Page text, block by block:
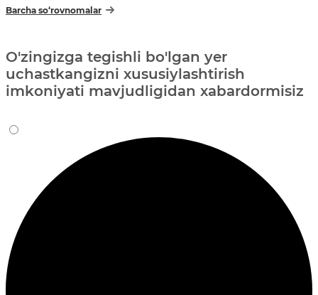
Barcha so‘rovnomalar
O'zingizga tegishli bo'lgan yer
uchastkangizni xususiylashtirish
imkoniyati mavjudligidan xabardormisiz